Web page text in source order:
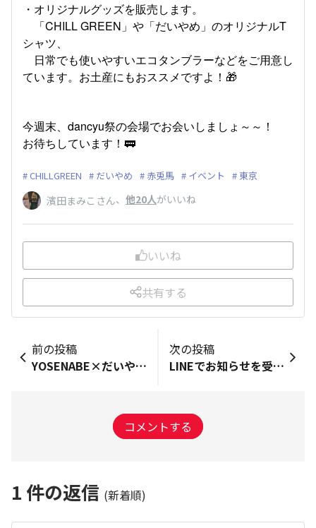
・オリジナルグッズを販売します。
「CHILL GREEN」や「だいやめ」のオリジナルT
シャツ、
日常でも使いやすいエコタンブラーなどをご用意し
ています。お土産にもおススメですよ！🎁
今週末、dancyu祭の会場でお会いしましょ～～！
お待ちしています！🚃
CHILLGREEN だいやめ 赤兎馬 イベント 東京
濱田まみこさん、 他20人がいいね
いいね
共有する
前の投稿
YOSENABE×だいやめ横丁 特別コラボイベント開催！
次の投稿
LINEでお知らせを受け取れるようになりました！
コメントする
1 件の返信 (新着順)